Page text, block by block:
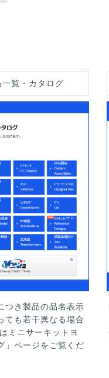
覧・カタログ
つき製品の品名表示
ても若干異なる場合
ミニサーキットヨ
」ページをご覧くだ